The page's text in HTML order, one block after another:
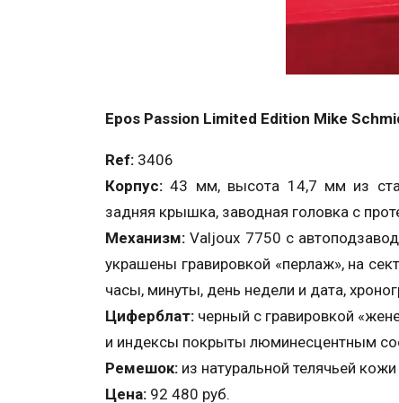
Epos Passion Limited Edition Mike
Ref: 3406
Корпус: 43 мм, высота 14,7 мм из
задняя крышка, заводная головка с
Механизм: Valjoux 7750 с
украшены гравировкой «перлаж», на
часы, минуты, день недели и дата,
Циферблат: черный с гравировкой
и индексы покрыты люминесцентным
Ремешок: из натуральной телячьей
Цена: 92 480 руб.